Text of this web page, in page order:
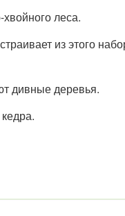
леса.
из этого
дивные деревья.